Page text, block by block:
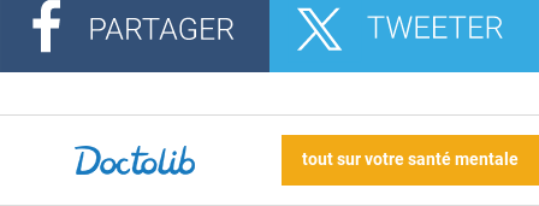
tout sur votre santé mentale